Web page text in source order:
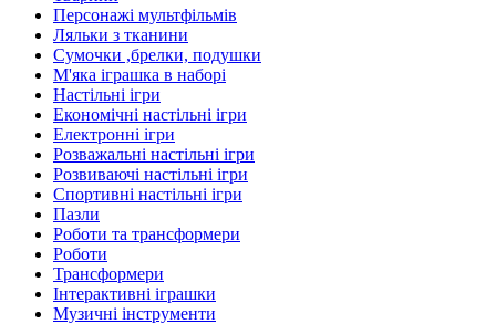
Персонажі мультфільмів
Ляльки з тканини
Сумочки ,брелки, подушки
М'яка іграшка в наборі
Настільні ігри
Економічні настільні ігри
Електронні ігри
Розважальні настільні ігри
Розвиваючі настільні ігри
Спортивні настільні ігри
Пазли
Роботи та трансформери
Роботи
Трансформери
Інтерактивні іграшки
Музичні інструменти